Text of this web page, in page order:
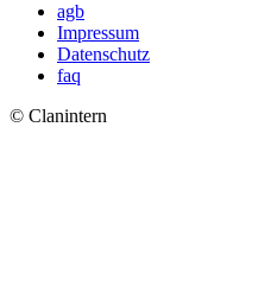
agb
Impressum
Datenschutz
faq
© Clanintern